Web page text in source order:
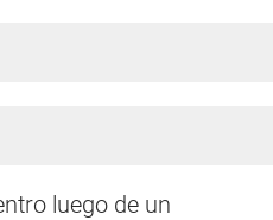
luego de un